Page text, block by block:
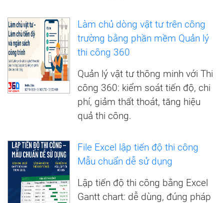
Làm chủ dòng vật tư trên công
trường bằng phần mềm Quản lý
thi công 360
Quản lý vật tư thông minh với Thi
công 360: kiểm soát tiến độ, chi
phí, giảm thất thoát, tăng hiệu
quả thi công.
File Excel lập tiến độ thi công
Mẫu chuẩn dễ sử dụng
Lập tiến độ thi công bằng Excel
Gantt chart: dễ dùng, đúng pháp